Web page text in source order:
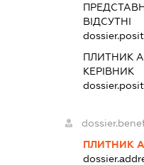
ВІДСУТНІ
ПЛИТНИК
КЕРІВНИК
ПЛИТНИК